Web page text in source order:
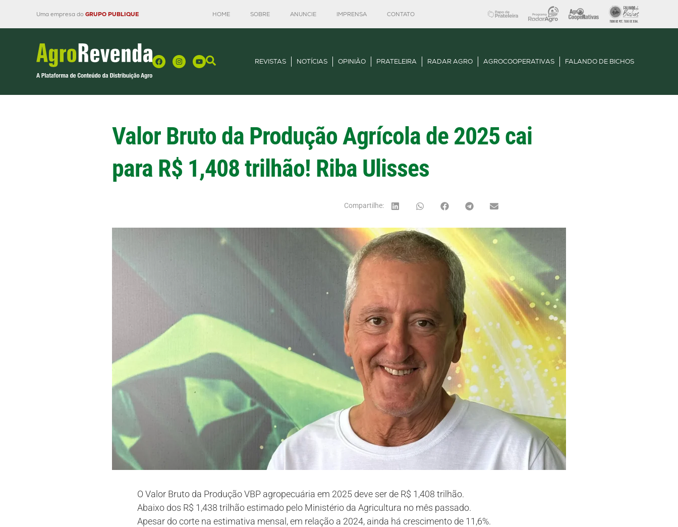
Uma empresa do GRUPO PUBLIQUE HOME SOBRE ANUNCIE IMPRENSA CONTATO
REVISTAS NOTÍCIAS OPINIÃO PRATELEIRA RADAR AGRO AGROCOOPERATIVAS FALANDO DE BICHOS
Valor Bruto da Produção Agrícola de 2025 cai
para R$ 1,408 trilhão! Riba Ulisses
Compartilhe:
O Valor Bruto da Produção VBP agropecuária em 2025 deve ser de R$ 1,408 trilhão.
Abaixo dos R$ 1,438 trilhão estimado pelo Ministério da Agricultura no mês passado.
Apesar do corte na estimativa mensal, em relação a 2024, ainda há crescimento de 11,6%.